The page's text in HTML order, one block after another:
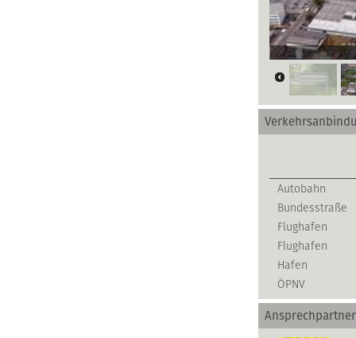
Autobahn
Bundesstraße
Flughafen
Flughafen
Hafen
ÖPNV
Ansprechpartner